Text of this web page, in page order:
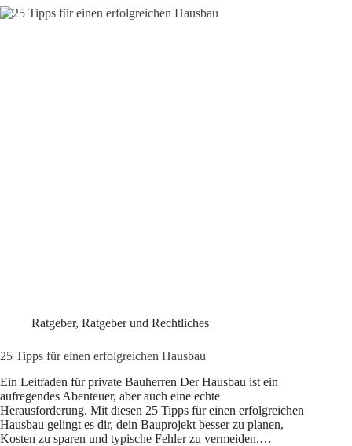
Welches
Haus
Ratgeber, Ratgeber und Rechtliches
25 Tipps für einen erfolgreichen Hausbau
Ein Leitfaden für private Bauherren Der Hausbau ist ein
aufregendes Abenteuer, aber auch eine echte
Herausforderung. Mit diesen 25 Tipps für einen erfolgreichen
Hausbau gelingt es dir, dein Bauprojekt besser zu planen,
Kosten zu sparen und typische Fehler zu vermeiden.…